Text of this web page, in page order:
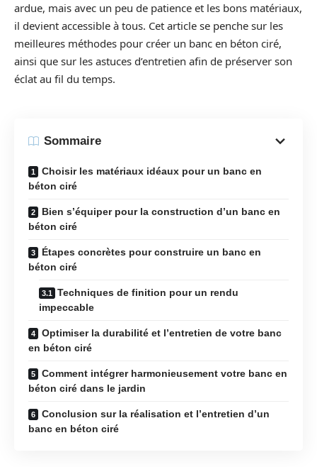
ardue, mais avec un peu de patience et les bons matériaux,
il devient accessible à tous. Cet article se penche sur les
meilleures méthodes pour créer un banc en béton ciré,
ainsi que sur les astuces d’entretien afin de préserver son
éclat au fil du temps.
Sommaire
Choisir les matériaux idéaux pour un banc en
béton ciré
Bien s’équiper pour la construction d’un banc en
béton ciré
Étapes concrètes pour construire un banc en
béton ciré
Techniques de finition pour un rendu
impeccable
Optimiser la durabilité et l’entretien de votre banc
en béton ciré
Comment intégrer harmonieusement votre banc en
béton ciré dans le jardin
Conclusion sur la réalisation et l’entretien d’un
banc en béton ciré